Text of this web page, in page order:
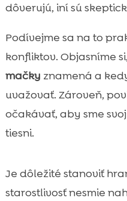
Ako prebieha
čo si pripraviť
 Výber
Dávkovanie a
domácich
Interakcie s liekmi
kombinovať
krmivo pre citlivé
Hygiena a
dôverujú, iní sú
Podívejme sa na to
konfliktov. Objasníme
mačky znamená a
uvažovať. Zároveň,
očakávať, aby sme
tiesni.
Je dôležité stanoviť
starostlivosť nesmie